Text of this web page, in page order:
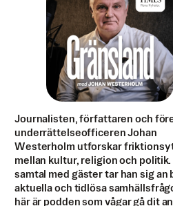
Journalisten, författaren och
underrättelseofficeren Johan
Westerholm utforskar
mellan kultur, religion och politik. I
samtal med gäster tar han sig an
aktuella och tidlösa
här är podden som vågar gå dit